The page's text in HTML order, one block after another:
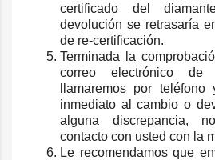
certificado del
devolución se retrasaría
de re-certificación.
Terminada la
correo electrónico
llamaremos por
inmediato al cambio o
alguna discrepancia,
contacto con usted con la
Le recomendamos que